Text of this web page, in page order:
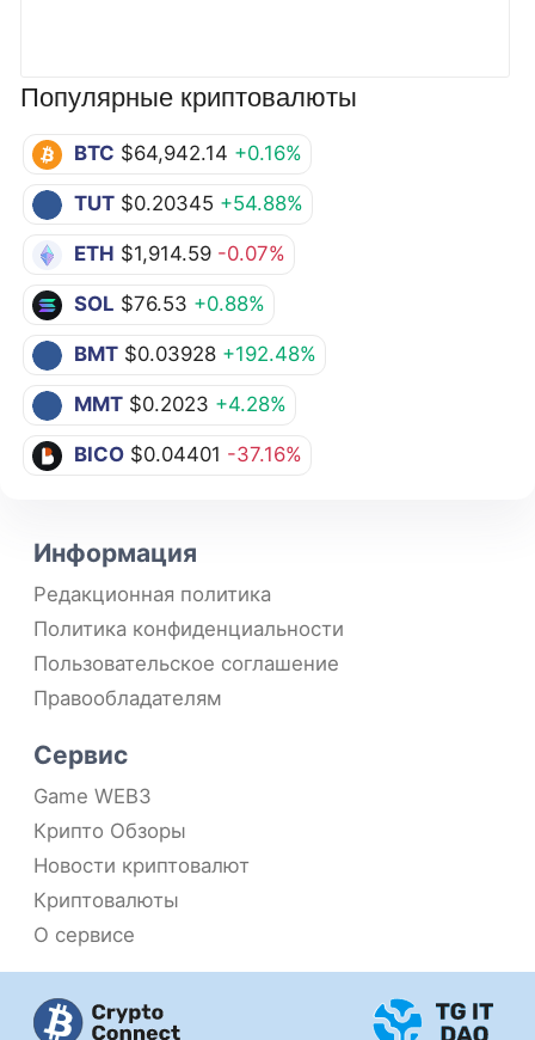
Популярные криптовалюты
BTC $64,942.14 +0.16%
TUT $0.20345 +54.88%
ETH $1,914.59 -0.07%
SOL $76.53 +0.88%
BMT $0.03928 +192.48%
MMT $0.2023 +4.28%
BICO $0.04401 -37.16%
Информация
Редакционная политика
Политика конфиденциальности
Пользовательское соглашение
Правообладателям
Сервис
Game WEB3
Крипто Обзоры
Новости криптовалют
Криптовалюты
О сервисе